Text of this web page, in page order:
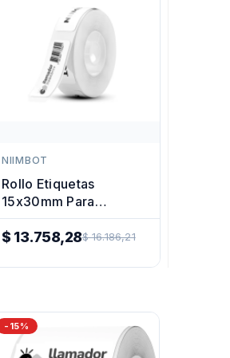
NIIMBOT
Rollo Etiquetas
15x30mm Para
Rotuladora Impresora
Termica Niimbot
$ 13.758,28
Precio
Regular
$ 16.186,21
-15%